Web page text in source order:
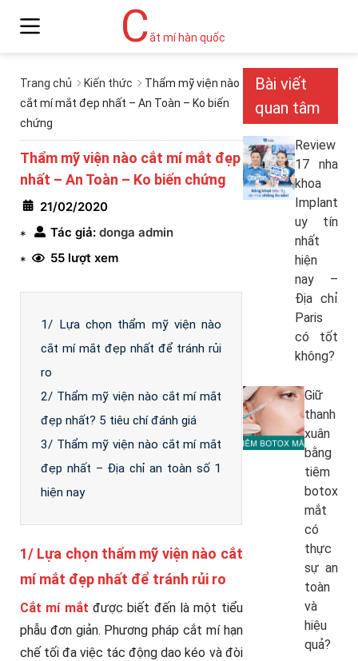
Cắt mí hàn quốc
Trang chủ Kiến thức
Thẩm mỹ viện nào
cắt mí mắt đẹp nhất – An Toàn – Ko biến
chứng
Thẩm mỹ viện nào cắt mí mắt đẹp
nhất – An Toàn – Ko biến chứng
21/02/2020
*
Tác giả: donga admin
*
55 lượt xem
1/ Lựa chọn thẩm mỹ viện nào
cắt mí mắt đẹp nhất để tránh rủi
ro
2/ Thẩm mỹ viện nào cắt mí mắt
đẹp nhất? 5 tiêu chí đánh giá
3/ Thẩm mỹ viện nào cắt mí mắt
đẹp nhất – Địa chỉ an toàn số 1
hiện nay
1/ Lựa chọn thẩm mỹ viện nào cắt
mí mắt đẹp nhất để tránh rủi ro
Cắt mí mắt được biết đến là một tiểu
phẫu đơn giản. Phương pháp cắt mí hạn
chế tối đa việc tác động dao kéo và đòi
Bài viết
quan tâm
Review
17 nha
khoa
Implant
uy tín
nhất
hiện
nay –
Địa chỉ
Paris
có tốt
không?
Giữ
thanh
xuân
bằng
tiêm
botox
mắt
có
thực
sự an
toàn
và
hiệu
quả?